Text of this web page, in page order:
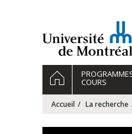
Navigation
principale
ACCUEIL
COURS
Accueil La recherche